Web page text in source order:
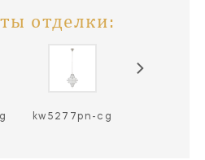
отделки:
kw5277pn-cg